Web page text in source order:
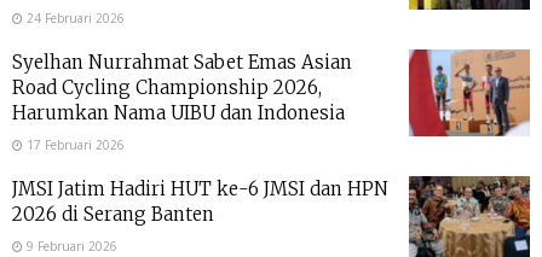
24 Februari 2026
Syelhan Nurrahmat Sabet Emas Asian
Road Cycling Championship 2026,
Harumkan Nama UIBU dan Indonesia
17 Februari 2026
JMSI Jatim Hadiri HUT ke-6 JMSI dan HPN
2026 di Serang Banten
9 Februari 2026